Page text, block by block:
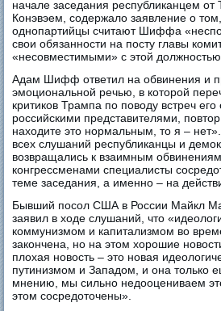
начале заседания республиканцем
Конэвэем, содержало заявление о
однопартийцы считают Шиффа
свои обязанности на посту главы
«несовместимыми» с этой
Адам Шифф ответил на обвинения и
эмоциональной речью, в которой
критиков Трампа по поводу встреч его
российскими представителями,
находите это нормальным, то я –
всех слушаний республиканцы и
возвращались к взаимным
конгрессменами специалисты
теме заседания, а именно – на
Бывший посол США в России Майкл
заявил в ходе слушаний, что
коммунизмом и капитализмом во
закончена, но на этом хорошие
плохая новость – это новая
путинизмом и Западом, и она только
мнению, мы сильно недооцениваем
этом сосредоточены».